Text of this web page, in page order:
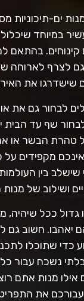
ים-תיכוניות
במיוחד
קינוחים. בהתאם
גם לצרף לארוחה
שישדרגו את
לבחור גם את
שף עד הבית
טהרת הבשר או
מקפידים על
שישלב בין
ושילוב של מנות
גדול ככל שיהיה,
יאהבו. חשוב גם
כדי שתוכלו
נשכח עבור כל
אילו מנות אתם
עבורכם את